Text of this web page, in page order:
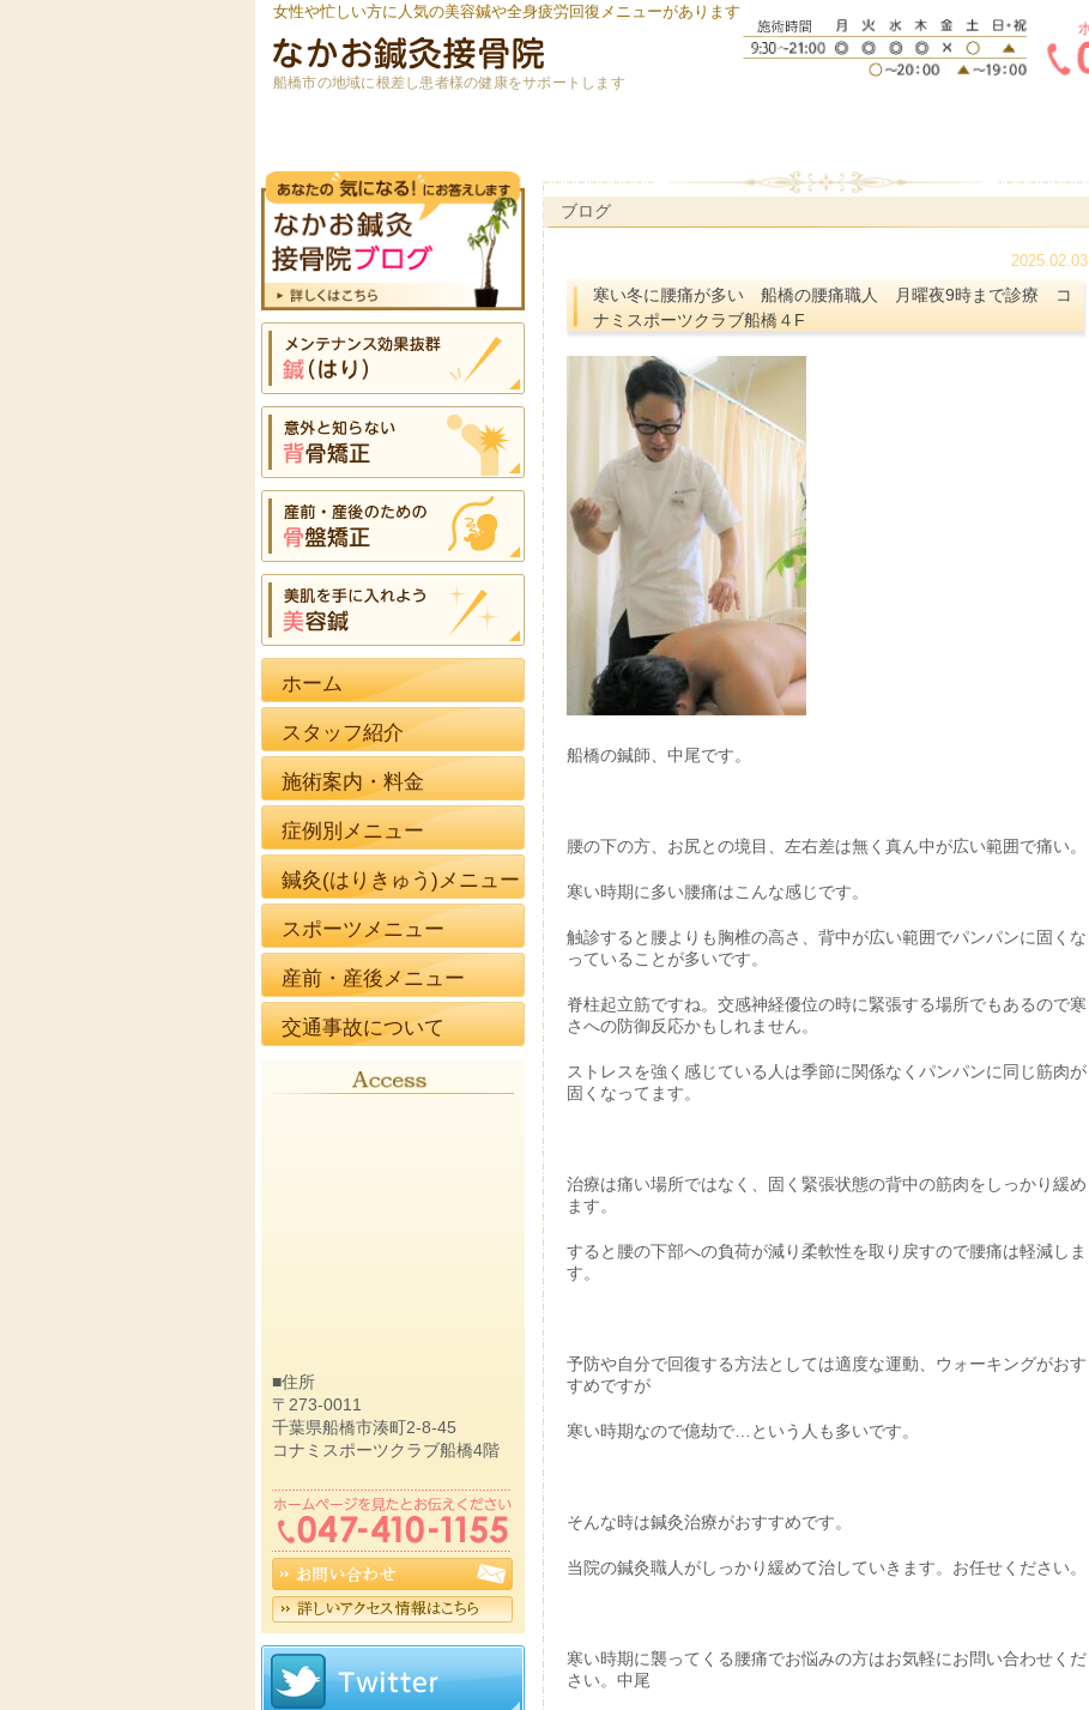
女性や忙しい方に人気の美容鍼や全身疲労回復メニューがあります
船橋市の地域に根差し患者様の健康をサポートします
ブログ
2025.02.03
寒い冬に腰痛が多い 船橋の腰痛職人 月曜夜9時まで診療 コ
ナミスポーツクラブ船橋４F
船橋の鍼師、中尾です。
腰の下の方、お尻との境目、左右差は無く真ん中が広い範囲で痛い。
寒い時期に多い腰痛はこんな感じです。
触診すると腰よりも胸椎の高さ、背中が広い範囲でパンパンに固くな
っていることが多いです。
脊柱起立筋ですね。交感神経優位の時に緊張する場所でもあるので寒
さへの防御反応かもしれません。
ストレスを強く感じている人は季節に関係なくパンパンに同じ筋肉が
固くなってます。
治療は痛い場所ではなく、固く緊張状態の背中の筋肉をしっかり緩め
ます。
すると腰の下部への負荷が減り柔軟性を取り戻すので腰痛は軽減しま
す。
予防や自分で回復する方法としては適度な運動、ウォーキングがおす
すめですが
寒い時期なので億劫で…という人も多いです。
そんな時は鍼灸治療がおすすめです。
当院の鍼灸職人がしっかり緩めて治していきます。お任せください。
寒い時期に襲ってくる腰痛でお悩みの方はお気軽にお問い合わせくだ
さい。中尾
ホーム
スタッフ紹介
施術案内・料金
症例別メニュー
鍼灸(はりきゅう)メニュー
スポーツメニュー
産前・産後メニュー
交通事故について
■住所
〒273-0011
千葉県船橋市湊町2-8-45
コナミスポーツクラブ船橋4階